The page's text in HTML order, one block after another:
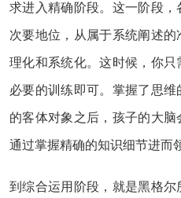
求进入精确阶段。这一阶段
次要地位，从属于系统阐述
理化和系统化。这时候，你
必要的训练即可。掌握了思
的客体对象之后，孩子的大
通过掌握精确的知识细节进而
到综合运用阶段，就是黑格